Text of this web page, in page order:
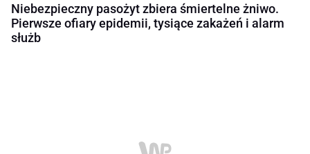
Niebezpieczny pasożyt zbiera śmiertelne żniwo.
Pierwsze ofiary epidemii, tysiące zakażeń i alarm
służb